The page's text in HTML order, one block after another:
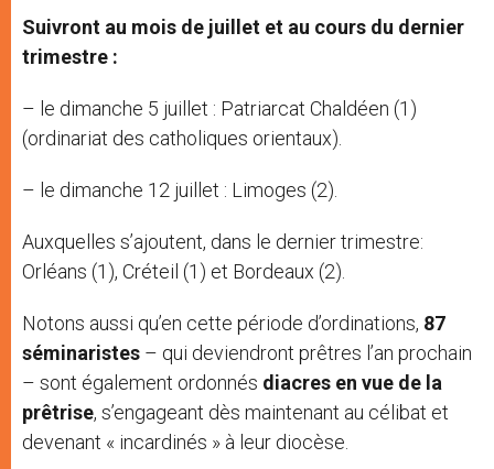
Suivront au mois de juillet et au cours du dernier
trimestre :
– le dimanche 5 juillet : Patriarcat Chaldéen (1)
(ordinariat des catholiques orientaux).
– le dimanche 12 juillet : Limoges (2).
Auxquelles s’ajoutent, dans le dernier trimestre:
Orléans (1), Créteil (1) et Bordeaux (2).
Notons aussi qu’en cette période d’ordinations, 87
séminaristes – qui deviendront prêtres l’an prochain
– sont également ordonnés diacres en vue de la
prêtrise, s’engageant dès maintenant au célibat et
devenant « incardinés » à leur diocèse.